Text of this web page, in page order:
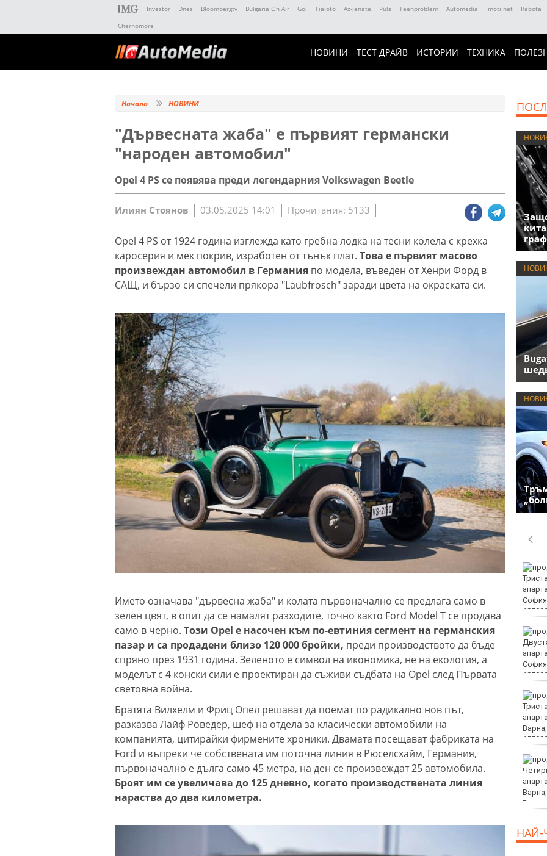
Investor Dnes Bloombergtv Bulgaria On Air Gol Tialoto Az-jenata Puls Teenproblem Automedia Imoti.net Rabota
Chernomore
НОВИНИ ТЕСТ ДРАЙВ ИСТОРИИ ТЕХНИКА
Начало НОВИНИ
"Дървесната жаба" е първият германски
"народен автомобил"
Opel 4 PS се появява преди легендарния Volkswagen Beetle
Илиян Стоянов 03.05.2025 14:01 Прочитания: 5133
Opel 4 PS от 1924 година изглежда като гребна лодка на тесни колела с крехка
каросерия и мек покрив, изработен от тънък плат. Това е първият масово
произвеждан автомобил в Германия по модела, въведен от Хенри Форд в
САЩ, и бързо си спечели прякора "Laubfrosch" заради цвета на окраската си.
Името означава "дървесна жаба" и колата първоначално се предлага само в
зелен цвят, в опит да се намалят разходите, точно както Ford Model T се продава
само в черно. Този Opel е насочен към по-евтиния сегмент на германския
пазар и са продадени близо 120 000 бройки, преди производството да бъде
спряно през 1931 година. Зеленото е символ на икономика, не на екология, а
моделът с 4 конски сили е проектиран да съживи съдбата на Opel след Първата
световна война.
Братята Вилхелм и Фриц Опел решават да поемат по радикално нов път,
разказва Лайф Роведер, шеф на отдела за класически автомобили на
компанията, цитирайки фирмените хроники. Двамата посещават фабриката на
Ford и въпреки че собствената им поточна линия в Рюселсхайм, Германия,
първоначално е дълга само 45 метра, на ден се произвеждат 25 автомобила.
Броят им се увеличава до 125 дневно, когато производствената линия
нараства до два километра.
докато търгува с
Днес е Международният
ден на бирата
области по нови
жилища с "Акт 16"
Бързият влак за Варна
блъсна и уби жена
НАЙ-